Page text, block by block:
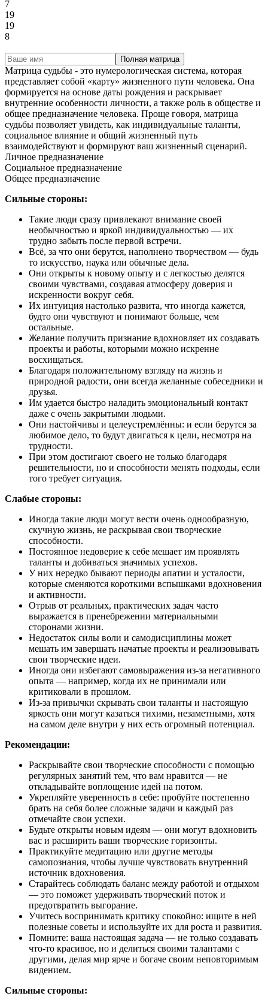
7
19
19
8
Полная матрица
Матрица судьбы - это нумерологическая система, которая
представляет собой «карту» жизненного пути человека. Она
формируется на основе даты рождения и раскрывает
внутренние особенности личности, а также роль в обществе и
общее предназначение человека. Проще говоря, матрица
судьбы позволяет увидеть, как индивидуальные таланты,
социальное влияние и общий жизненный путь
взаимодействуют и формируют ваш жизненный сценарий.
Личное предназначение
Социальное предназначение
Общее предназначение
Сильные стороны:
Такие люди сразу привлекают внимание своей
необычностью и яркой индивидуальностью — их
трудно забыть после первой встречи.
Всё, за что они берутся, наполнено творчеством — будь
то искусство, наука или обычные дела.
Они открыты к новому опыту и с легкостью делятся
своими чувствами, создавая атмосферу доверия и
искренности вокруг себя.
Их интуиция настолько развита, что иногда кажется,
будто они чувствуют и понимают больше, чем
остальные.
Желание получить признание вдохновляет их создавать
проекты и работы, которыми можно искренне
восхищаться.
Благодаря положительному взгляду на жизнь и
природной радости, они всегда желанные собеседники и
друзья.
Им удается быстро наладить эмоциональный контакт
даже с очень закрытыми людьми.
Они настойчивы и целеустремлённы: и если берутся за
любимое дело, то будут двигаться к цели, несмотря на
трудности.
При этом достигают своего не только благодаря
решительности, но и способности менять подходы, если
того требует ситуация.
Слабые стороны:
Иногда такие люди могут вести очень однообразную,
скучную жизнь, не раскрывая свои творческие
способности.
Постоянное недоверие к себе мешает им проявлять
таланты и добиваться значимых успехов.
У них нередко бывают периоды апатии и усталости,
которые сменяются короткими вспышками вдохновения
и активности.
Отрыв от реальных, практических задач часто
выражается в пренебрежении материальными
сторонами жизни.
Недостаток силы воли и самодисциплины может
мешать им завершать начатые проекты и реализовывать
свои творческие идеи.
Иногда они избегают самовыражения из-за негативного
опыта — например, когда их не принимали или
критиковали в прошлом.
Из-за привычки скрывать свои таланты и настоящую
яркость они могут казаться тихими, незаметными, хотя
на самом деле внутри у них есть огромный потенциал.
Рекомендации:
Раскрывайте свои творческие способности с помощью
регулярных занятий тем, что вам нравится — не
откладывайте воплощение идей на потом.
Укрепляйте уверенность в себе: пробуйте постепенно
брать на себя более сложные задачи и каждый раз
отмечайте свои успехи.
Будьте открыты новым идеям — они могут вдохновить
вас и расширить ваши творческие горизонты.
Практикуйте медитацию или другие методы
самопознания, чтобы лучше чувствовать внутренний
источник вдохновения.
Старайтесь соблюдать баланс между работой и отдыхом
— это поможет удерживать творческий поток и
предотвратить выгорание.
Учитесь воспринимать критику спокойно: ищите в ней
полезные советы и используйте их для роста и развития.
Помните: ваша настоящая задача — не только создавать
что-то красивое, но и делиться своими талантами с
другими, делая мир ярче и богаче своим неповторимым
видением.
Сильные стороны: